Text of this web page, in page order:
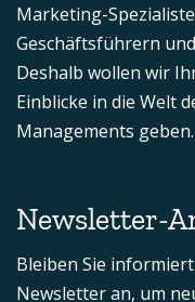
Marketing-
Geschäftsführern
Deshalb wollen wir
Einblicke in die Welt
Managements geben.
Newsletter-
Bleiben Sie
Newsletter an, um